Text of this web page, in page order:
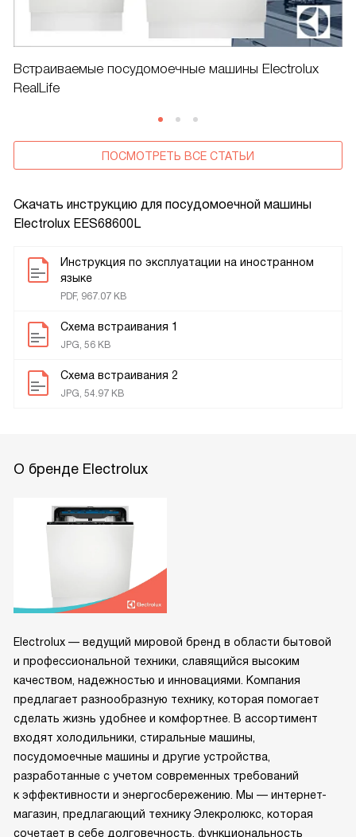
Скачать инструкцию для посудомоечной машины
Electrolux EES68600L
Инструкция по эксплуатации на иностранном
языке
PDF, 967.07 KB
Схема встраивания 1
JPG, 56 KB
Схема встраивания 2
JPG, 54.97 KB
Встраиваемые посудомоечные машины Electrolux
RealLife
ПОСМОТРЕТЬ ВСЕ СТАТЬИ
О бренде Electrolux
Electrolux — ведущий мировой бренд в области бытовой
и профессиональной техники, славящийся высоким
качеством, надежностью и инновациями. Компания
предлагает разнообразную технику, которая помогает
сделать жизнь удобнее и комфортнее. В ассортимент
входят холодильники, стиральные машины,
посудомоечные машины и другие устройства,
разработанные с учетом современных требований
к эффективности и энергосбережению. Мы — интернет-
магазин, предлагающий технику Элекролюкс, которая
сочетает в себе долговечность, функциональность